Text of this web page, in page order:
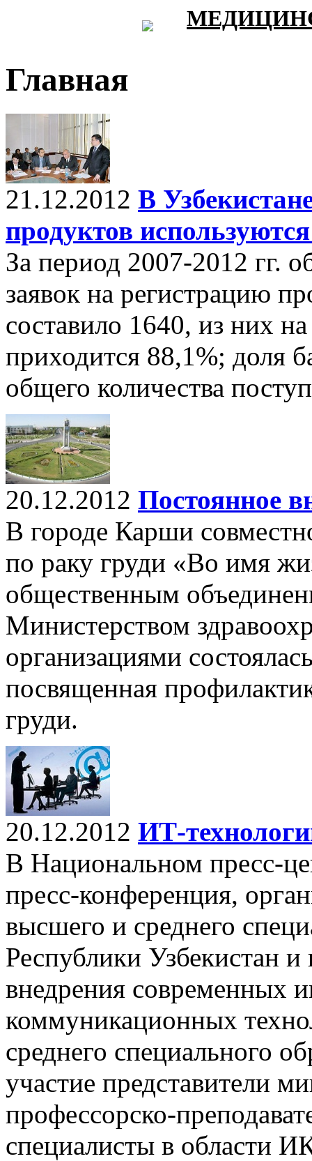
Главная
21.12.2012 В
продуктов
За период 2007-2012 гг.
заявок на регистрацию
составило 1640, из них
приходится 88,1%; доля
общего количества
20.12.2012 Постоянное
В городе Карши
по раку груди «Во имя
общественным
Министерством
организациями
посвященная
груди.
20.12.2012 ИТ-
В Национальном пресс-
пресс-конференция,
высшего и среднего
Республики Узбекистан
внедрения современных
коммуникационных
среднего специального
участие представители
профессорско-
специалисты в области